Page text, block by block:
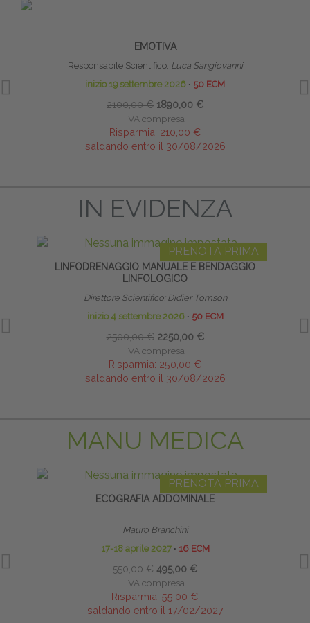
EMOTIVA
Responsabile Scientifico: Luca Sangiovanni
inizio 19 settembre 2026 ∙ 50 ECM
2100,00 € 1890,00 €
IVA compresa
Risparmia: 210,00 €
saldando entro il 30/08/2026
IN EVIDENZA
PRENOTA PRIMA
LINFODRENAGGIO MANUALE E BENDAGGIO
LINFOLOGICO
Direttore Scientifico: Didier Tomson
inizio 4 settembre 2026 ∙ 50 ECM
2500,00 € 2250,00 €
IVA compresa
Risparmia: 250,00 €
saldando entro il 30/08/2026
MANU MEDICA
PRENOTA PRIMA
ECOGRAFIA ADDOMINALE
Mauro Branchini
17-18 aprile 2027 ∙ 16 ECM
550,00 € 495,00 €
IVA compresa
Risparmia: 55,00 €
saldando entro il 17/02/2027